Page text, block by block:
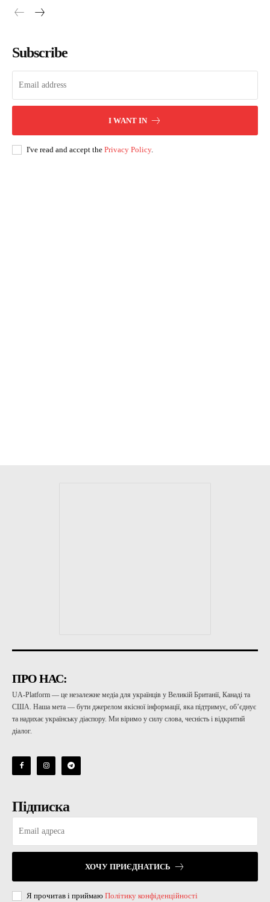
Subscribe
I WANT IN
I've read and accept the Privacy Policy.
ПРО НАС:
UA-Platform — це незалежне медіа для українців у Великій Британії, Канаді та
США. Наша мета — бути джерелом якісної інформації, яка підтримує, об’єднує
та надихає українську діаспору. Ми віримо у силу слова, чесність і відкритий
діалог.
Підписка
ХОЧУ ПРИЄДНАТИСЬ
Я прочитав і приймаю Політику конфіденційності